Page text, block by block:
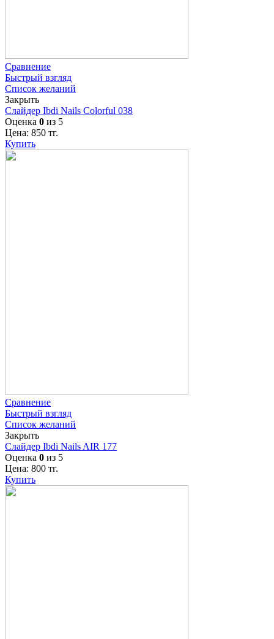
Сравнение
Быстрый взгляд
Список желаний
Закрыть
Слайдер Ibdi Nails Colorful 038
Оценка 0 из 5
Цена: 850 тг.
Купить
Сравнение
Быстрый взгляд
Список желаний
Закрыть
Слайдер Ibdi Nails AIR 177
Оценка 0 из 5
Цена: 800 тг.
Купить